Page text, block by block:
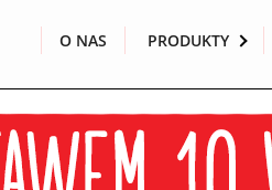
O NAS PRODUKTY